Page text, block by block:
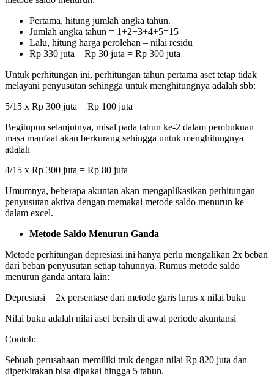
Pertama, hitung jumlah angka tahun.
Jumlah angka tahun = 1+2+3+4+5=15
Lalu, hitung harga perolehan – nilai residu
Rp 330 juta – Rp 30 juta = Rp 300 juta
Untuk perhitungan ini, perhitungan tahun pertama aset tetap tidak
melayani penyusutan sehingga untuk menghitungnya adalah sbb:
5/15 x Rp 300 juta = Rp 100 juta
Begitupun selanjutnya, misal pada tahun ke-2 dalam pembukuan
masa manfaat akan berkurang sehingga untuk menghitungnya
adalah
4/15 x Rp 300 juta = Rp 80 juta
Umumnya, beberapa akuntan akan mengaplikasikan perhitungan
penyusutan aktiva dengan memakai metode saldo menurun ke
dalam excel.
Metode Saldo Menurun Ganda
Metode perhitungan depresiasi ini hanya perlu mengalikan 2x beban
dari beban penyusutan setiap tahunnya. Rumus metode saldo
menurun ganda antara lain:
Depresiasi = 2x persentase dari metode garis lurus x nilai buku
Nilai buku adalah nilai aset bersih di awal periode akuntansi
Contoh:
Sebuah perusahaan memiliki truk dengan nilai Rp 820 juta dan
diperkirakan bisa dipakai hingga 5 tahun.